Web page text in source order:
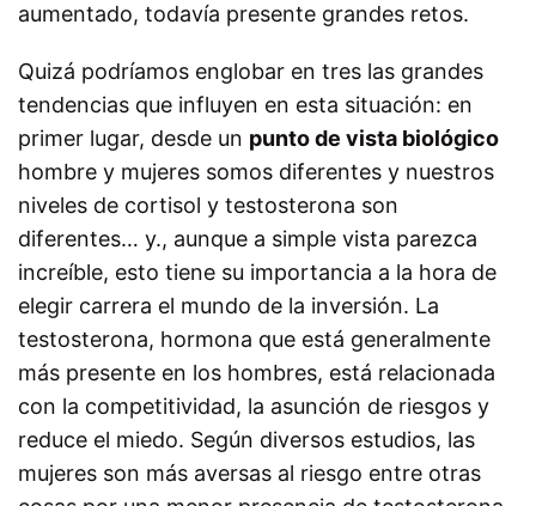
aumentado, todavía presente grandes retos.
Quizá podríamos englobar en tres las grandes
tendencias que influyen en esta situación: en
primer lugar, desde un punto de vista biológico
hombre y mujeres somos diferentes y nuestros
niveles de cortisol y testosterona son
diferentes… y., aunque a simple vista parezca
increíble, esto tiene su importancia a la hora de
elegir carrera el mundo de la inversión. La
testosterona, hormona que está generalmente
más presente en los hombres, está relacionada
con la competitividad, la asunción de riesgos y
reduce el miedo. Según diversos estudios, las
mujeres son más aversas al riesgo entre otras